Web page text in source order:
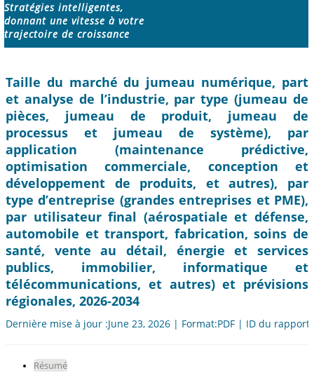
Stratégies intelligentes,
donnant une vitesse à votre
trajectoire de croissance
Taille du marché du jumeau numérique, part
et analyse de l’industrie, par type (jumeau de
pièces, jumeau de produit, jumeau de
processus et jumeau de système), par
application (maintenance prédictive,
optimisation commerciale, conception et
développement de produits, et autres), par
type d’entreprise (grandes entreprises et PME),
par utilisateur final (aérospatiale et défense,
automobile et transport, fabrication, soins de
santé, vente au détail, énergie et services
publics, immobilier, informatique et
télécommunications, et autres) et prévisions
régionales, 2026-2034
Dernière mise à jour :June 23, 2026 | Format:PDF | ID du
Résumé